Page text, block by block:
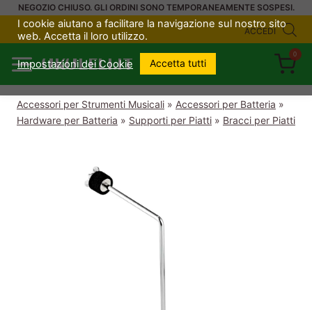
SaltaNEGOZIO CHIUSO. GLI ORDINI SONO TEMPORANEAMENTE SOSPESI.
ACCEDI
UKULELI.IT
0
Accessori per Strumenti Musicali » Accessori per Batteria »
Hardware per Batteria » Supporti per Piatti » Bracci per Piatti
I cookie aiutano a facilitare la navigazione sul nostro sito
web. Accetta il loro utilizzo.
Impostazioni dei Cookie Accetta tutti